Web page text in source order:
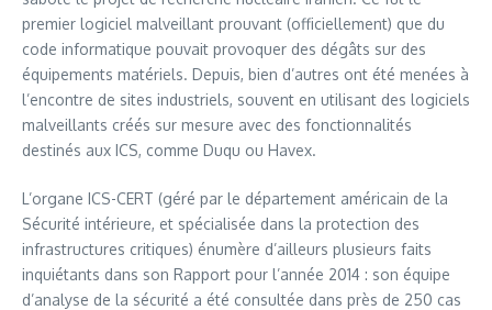
premier logiciel malveillant prouvant (officiellement) que du
code informatique pouvait provoquer des dégâts sur des
équipements matériels. Depuis, bien d’autres ont été menées à
l’encontre de sites industriels, souvent en utilisant des logiciels
malveillants créés sur mesure avec des fonctionnalités
destinés aux ICS, comme Duqu ou Havex.
L’organe ICS-CERT (géré par le département américain de la
Sécurité intérieure, et spécialisée dans la protection des
infrastructures critiques) énumère d’ailleurs plusieurs faits
inquiétants dans son Rapport pour l’année 2014 : son équipe
d’analyse de la sécurité a été consultée dans près de 250 cas